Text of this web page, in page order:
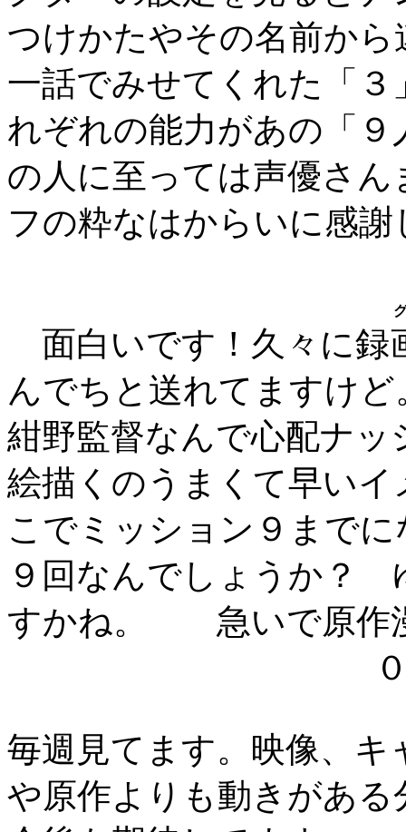
つけかたやその名前か
一話でみせてくれた「
れぞれの能力があの「
の人に至っては声優さ
フの粋なはからいに感謝
グ
面白いです！久々に録
んでちと送れてますけど
紺野監督なんで心配ナ
絵描くのうまくて早い
こでミッション９まで
９回なんでしょうか？
すかね。 急いで原作
毎週見てます。映像、
や原作よりも動きがある